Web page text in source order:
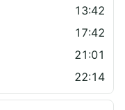
13:42
17:42
21:01
22:14